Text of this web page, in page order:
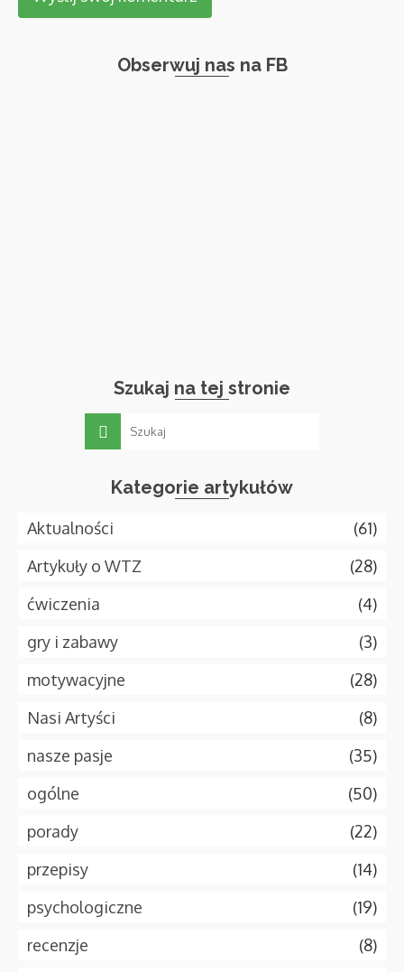
Obserwuj nas na FB
Szukaj na tej stronie
Kategorie artykułów
Aktualności
(61)
Artykuły o WTZ
(28)
ćwiczenia
(4)
gry i zabawy
(3)
motywacyjne
(28)
Nasi Artyści
(8)
nasze pasje
(35)
ogólne
(50)
porady
(22)
przepisy
(14)
psychologiczne
(19)
recenzje
(8)